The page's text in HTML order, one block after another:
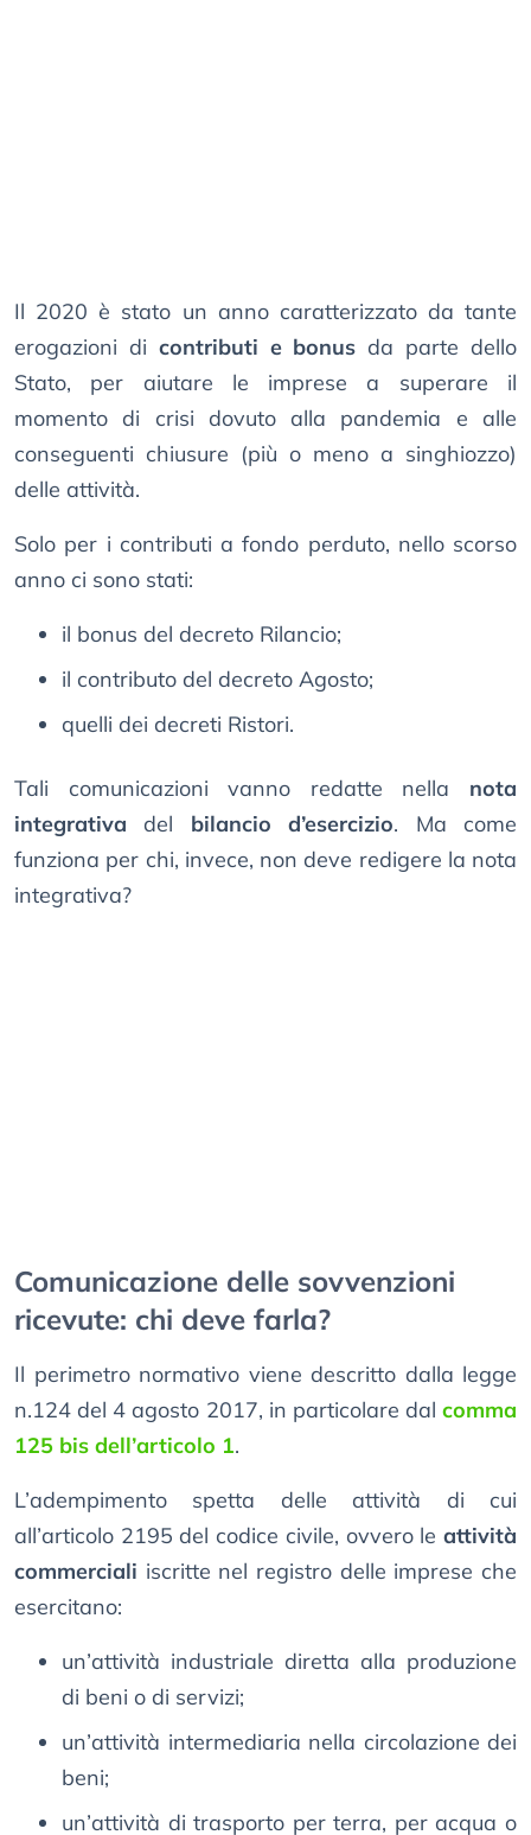
Il 2020 è stato un anno caratterizzato da tante
erogazioni di contributi e bonus da parte dello
Stato, per aiutare le imprese a superare il
momento di crisi dovuto alla pandemia e alle
conseguenti chiusure (più o meno a singhiozzo)
delle attività.
Solo per i contributi a fondo perduto, nello scorso
anno ci sono stati:
il bonus del decreto Rilancio;
il contributo del decreto Agosto;
quelli dei decreti Ristori.
Tali comunicazioni vanno redatte nella nota
integrativa del bilancio d’esercizio. Ma come
funziona per chi, invece, non deve redigere la nota
integrativa?
Comunicazione delle sovvenzioni
ricevute: chi deve farla?
Il perimetro normativo viene descritto dalla legge
n.124 del 4 agosto 2017, in particolare dal comma
125 bis dell’articolo 1.
L’adempimento spetta delle attività di cui
all’articolo 2195 del codice civile, ovvero le attività
commerciali iscritte nel registro delle imprese che
esercitano:
un’attività industriale diretta alla produzione
di beni o di servizi;
un’attività intermediaria nella circolazione dei
beni;
un’attività di trasporto per terra, per acqua o